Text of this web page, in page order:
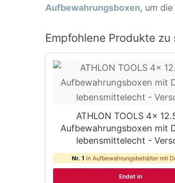
Aufbewahrungsboxen, um
Empfohlene Produkte
ATHLON TOOLS 4x
Aufbewahrungsboxen mit
lebensmittelecht -
Nr. 1 in Aufbewahrungsbehälter mit
Endet in